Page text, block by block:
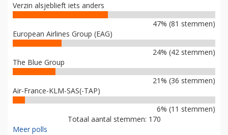
Verzin alsjeblieft iets anders
47% (81 stemmen)
European Airlines Group (EAG)
24% (42 stemmen)
The Blue Group
21% (36 stemmen)
Air-France-KLM-SAS(-TAP)
6% (11 stemmen)
Totaal aantal stemmen: 170
Meer polls